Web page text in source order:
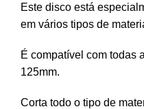
Este disco está
em vários tipos de
É compatível com todas
125mm.
Corta todo o tipo de